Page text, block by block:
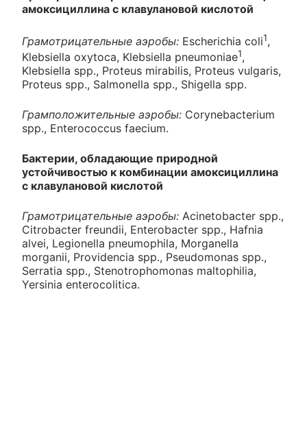
амоксициллина с клавулановой кислотой
Грамотрицательные аэробы: Escherichia coli1,
Klebsiella oxytoca, Klebsiella pneumoniae1,
Klebsiella spp., Proteus mirabilis, Proteus vulgaris,
Proteus spp., Salmonella spp., Shigella spp.
Грамположительные аэробы: Corynebacterium
spp., Enterococcus faecium.
Бактерии, обладающие природной
устойчивостью к комбинации амоксициллина
с клавулановой кислотой
Грамотрицательные аэробы: Acinetobacter spp.,
Citrobacter freundii, Enterobacter spp., Hafnia
alvei, Legionella pneumophila, Morganella
morganii, Providencia spp., Pseudomonas spp.,
Serratia spp., Stenotrophomonas maltophilia,
Yersinia enterocolitica.